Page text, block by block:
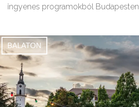
ingyenes programokból Budapesten.
BALATON